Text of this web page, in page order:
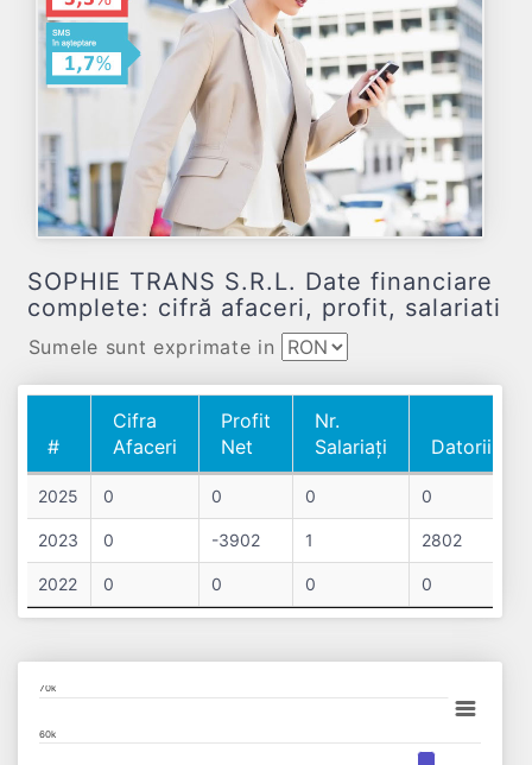
SOPHIE TRANS S.R.L. Date financiare
complete: cifră afaceri, profit, salariati
Sumele sunt exprimate in
#
Cifra
Afaceri
Profit
Net
Nr.
Salariați
Datorii
#
Afaceri
Net
Salariați
2025 0 0 0 0
2023 0 -3902 1 2802
2022 0 0 0 0
Chart
Bar chart with 3 data series.
60k
70k